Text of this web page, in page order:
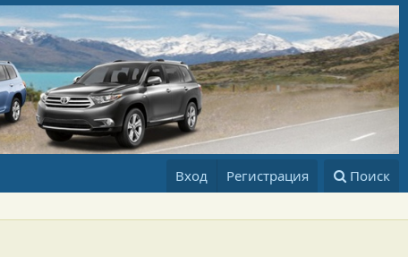
Вход Регистрация Поиск